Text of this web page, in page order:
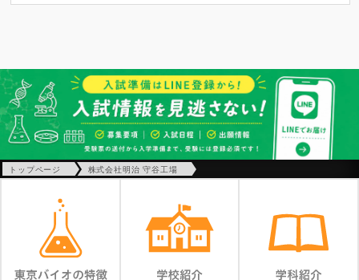
トップページ 株式会社明治 守谷工場